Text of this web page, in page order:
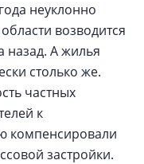
неуклонно
возводится
назад. А жилья
столько же.
частных
к
компенсировали
застройки.